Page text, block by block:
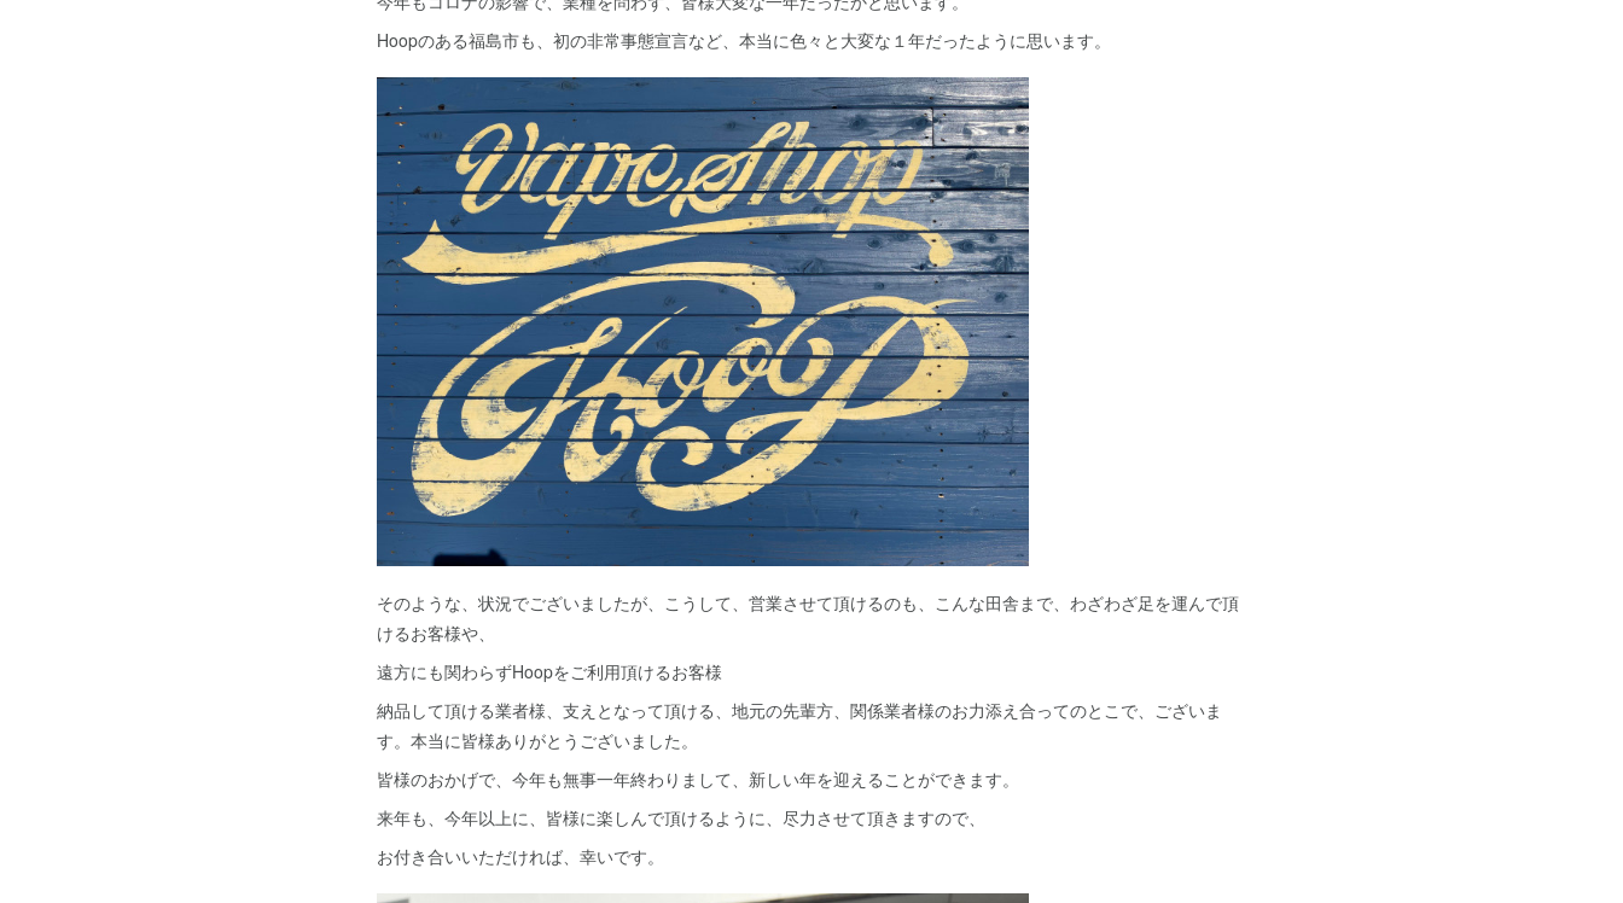
Hoopのある福島市も、初の非常事態宣言など、本当に色々と大変な１年だったように思います。
そのような、状況でございましたが、こうして、営業させて頂けるのも、こんな田舎まで、わざわざ足を運んで頂
けるお客様や、
遠方にも関わらずHoopをご利用頂けるお客様
納品して頂ける業者様、支えとなって頂ける、地元の先輩方、関係業者様のお力添え合ってのとこで、ございま
す。本当に皆様ありがとうございました。
皆様のおかげで、今年も無事一年終わりまして、新しい年を迎えることができます。
来年も、今年以上に、皆様に楽しんで頂けるように、尽力させて頂きますので、
お付き合いいただければ、幸いです。